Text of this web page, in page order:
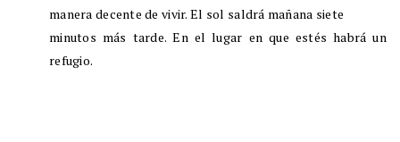
manera decente de vivir. El sol saldrá mañana siete
minutos más tarde. En el lugar en que estés habrá un
refugio.